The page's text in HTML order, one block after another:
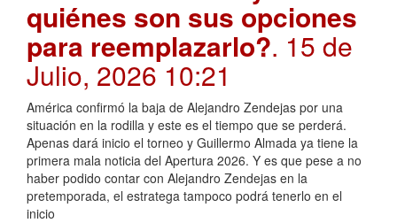
quiénes son sus opciones
para reemplazarlo?. 15 de
Julio, 2026 10:21
América confirmó la baja de Alejandro Zendejas por una
situación en la rodilla y este es el tiempo que se perderá.
Apenas dará inicio el torneo y Guillermo Almada ya tiene la
primera mala noticia del Apertura 2026. Y es que pese a no
haber podido contar con Alejandro Zendejas en la
pretemporada, el estratega tampoco podrá tenerlo en el
inicio